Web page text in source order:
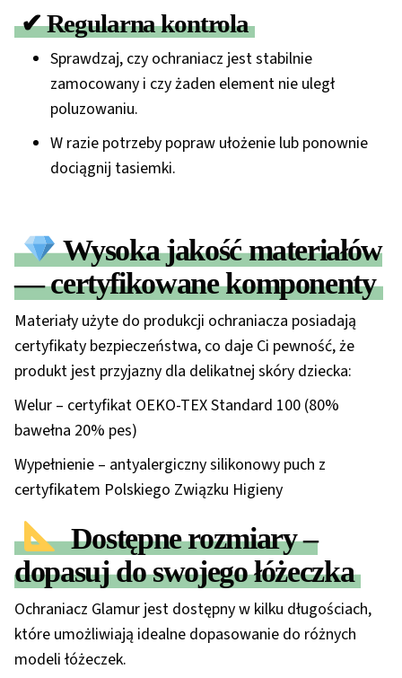
✔ Regularna kontrola
Sprawdzaj, czy ochraniacz jest stabilnie
zamocowany i czy żaden element nie uległ
poluzowaniu.
W razie potrzeby popraw ułożenie lub ponownie
dociągnij tasiemki.
Wysoka jakość materiałów
— certyfikowane komponenty
Materiały użyte do produkcji ochraniacza posiadają
certyfikaty bezpieczeństwa, co daje Ci pewność, że
produkt jest przyjazny dla delikatnej skóry dziecka:
Welur – certyfikat OEKO-TEX Standard 100 (80%
bawełna 20% pes)
Wypełnienie – antyalergiczny silikonowy puch z
certyfikatem Polskiego Związku Higieny
Dostępne rozmiary –
dopasuj do swojego łóżeczka
Ochraniacz Glamur jest dostępny w kilku długościach,
które umożliwiają idealne dopasowanie do różnych
modeli łóżeczek.